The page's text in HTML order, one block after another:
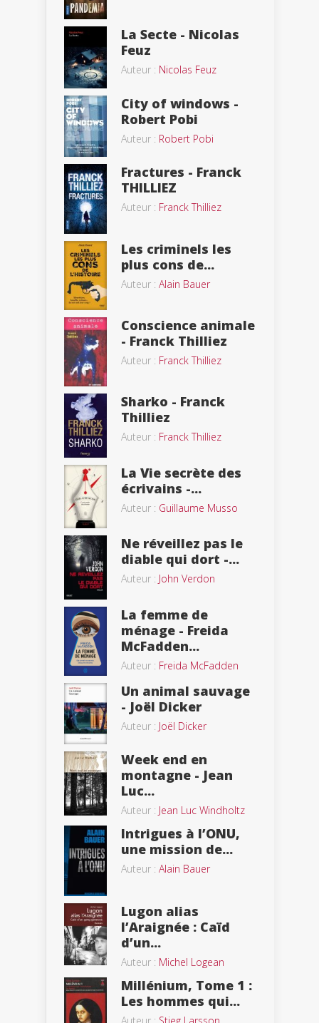
La Secte - Nicolas
Feuz
Auteur : Nicolas Feuz
City of windows -
Robert Pobi
Auteur : Robert Pobi
Fractures - Franck
THILLIEZ
Auteur : Franck Thilliez
Les criminels les
plus cons de...
Auteur : Alain Bauer
Conscience animale
- Franck Thilliez
Auteur : Franck Thilliez
Sharko - Franck
Thilliez
Auteur : Franck Thilliez
La Vie secrète des
écrivains -...
Auteur : Guillaume Musso
Ne réveillez pas le
diable qui dort -...
Auteur : John Verdon
La femme de
ménage - Freida
McFadden...
Auteur : Freida McFadden
Un animal sauvage
- Joël Dicker
Auteur : Joël Dicker
Week end en
montagne - Jean
Luc...
Auteur : Jean Luc Windholtz
Intrigues à l’ONU,
une mission de...
Auteur : Alain Bauer
Lugon alias
l’Araignée : Caïd
d’un...
Auteur : Michel Logean
Millénium, Tome 1 :
Les hommes qui...
Auteur : Stieg Larsson